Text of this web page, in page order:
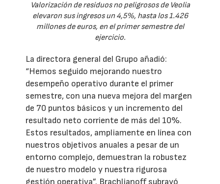
Valorización de residuos no peligrosos de Veolia
elevaron sus ingresos un 4,5%, hasta los 1.426
millones de euros, en el primer semestre del
ejercicio.
La directora general del Grupo añadió:
“Hemos seguido mejorando nuestro
desempeño operativo durante el primer
semestre, con una nueva mejora del margen
de 70 puntos básicos y un incremento del
resultado neto corriente de más del 10%.
Estos resultados, ampliamente en línea con
nuestros objetivos anuales a pesar de un
entorno complejo, demuestran la robustez
de nuestro modelo y nuestra rigurosa
gestión operativa”. Brachlianoff subrayó